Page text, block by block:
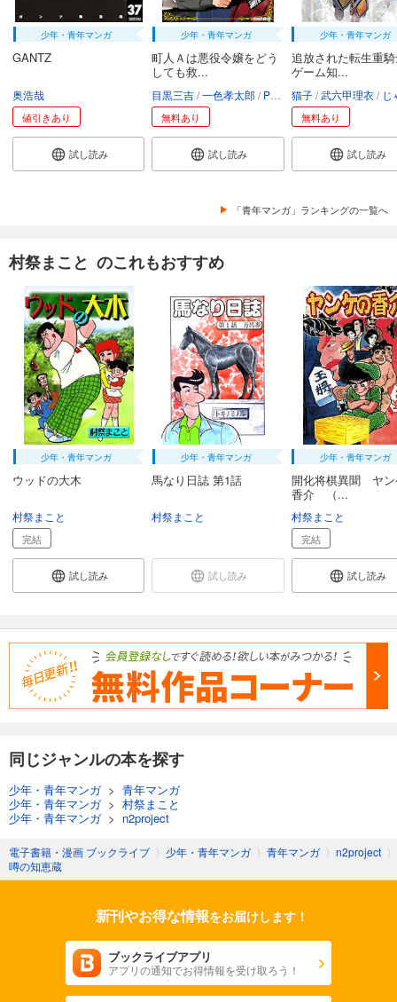
少年・青年マンガ
GANTZ
奥浩哉
値引きあり
試し読み
少年・青年マンガ
町人Ａは悪役令嬢をどう
しても救...
目黒三吉 一色孝太郎 Parum
無料あり
試し読み
少年・青年マンガ
追放された転生重
ゲーム知...
猫子 武六甲理衣 じゃ
無料あり
試し読み
「青年マンガ」ランキングの一覧へ
村祭まこと のこれもおすすめ
少年・青年マンガ
ウッドの大木
村祭まこと
完結
試し読み
少年・青年マンガ
馬なり日誌 第1話
村祭まこと
試し読み
少年・青年マンガ
開化将棋異聞 ヤン
香介 （...
村祭まこと
完結
試し読み
同じジャンルの本を探す
少年・青年マンガ> 青年マンガ
少年・青年マンガ> 村祭まこと
少年・青年マンガ> n2project
電子書籍・漫画 ブックライブ 〉 少年・青年マンガ 〉 青年マンガ 〉 n2project 〉
噂の知恵蔵
新刊やお得な情報をお届けします！
ブックライブアプリ
アプリの通知でお得情報を受け取ろう！